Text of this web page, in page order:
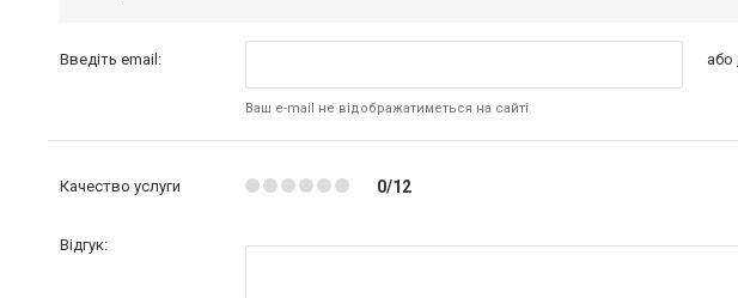
Введіть email:
Ваш e-mail не відображатиметься на сайті
або
Качество услуги 0/12
Відгук: